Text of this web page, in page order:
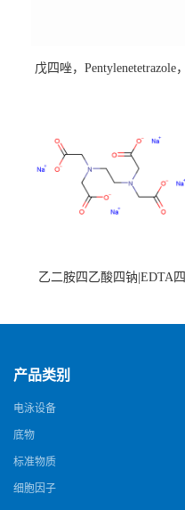
戊四唑，Pentylenetetrazole，
乙二胺四乙酸四钠|EDTA四
产品类别
电泳设备
底物
标准物质
细胞因子